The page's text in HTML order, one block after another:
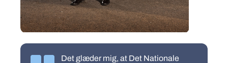
Det glæder mig, at Det Nationale